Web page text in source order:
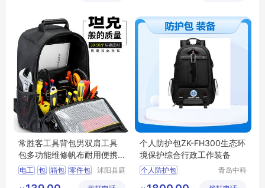
常胜客工具背包男双肩工具
包多功能维修帆布耐用便携
安装电工专用
电工 包 箱包 零件包
沭阳县庭
个人防护包ZK-FH300生态环
境保护综合行政工作装备
个人防护包
青岛中科